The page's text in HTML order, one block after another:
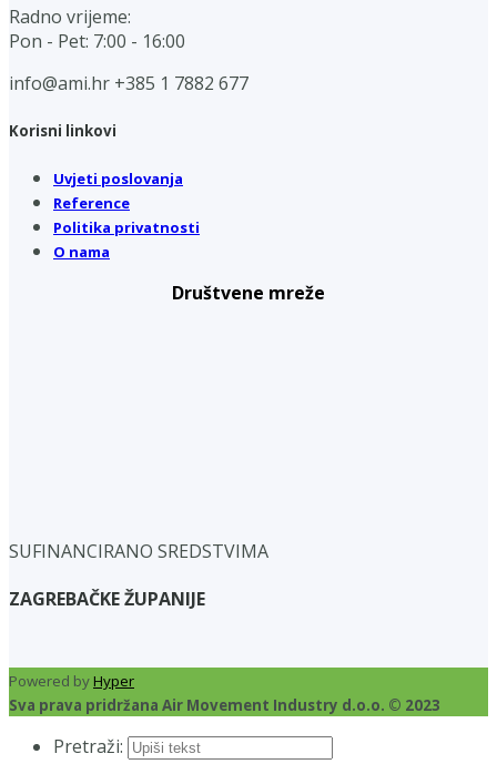
Radno vrijeme:
Pon - Pet: 7:00 - 16:00
info@ami.hr +385 1 7882 677
Korisni linkovi
Uvjeti poslovanja
Reference
Politika privatnosti
O nama
Društvene mreže
SUFINANCIRANO SREDSTVIMA
ZAGREBAČKE ŽUPANIJE
Powered byHyper
Sva prava pridržana Air Movement Industry d.o.o. © 2023
Pretraži: